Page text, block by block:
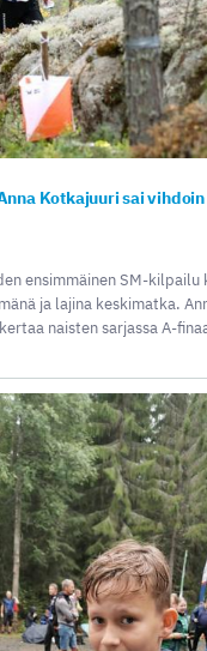
Kotkajuuri sai
ensimmäinen SM-kilpailu
ja lajina keskimatka.
naisten sarjassa A-